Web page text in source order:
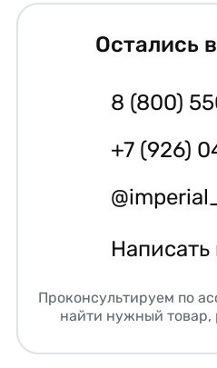
Остались
8 (800)
+7 (926)
Написать
Проконсультируем по
найти нужный товар,